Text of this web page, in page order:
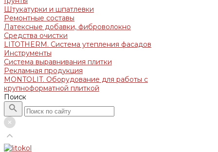
Штукатурки и шпатлевки
Ремонтные составы
Латексные добавки, фиброволокно
Средства очистки
LITOTHERM. Система утепления фасадов
Инструменты
Система выравнивания плитки
Рекламная продукция
MONTOLIT. Оборудование для работы с
крупноформатной плиткой
Поиск